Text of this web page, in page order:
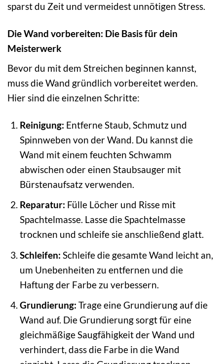
sparst du Zeit und vermeidest unnötigen Stress.
Die Wand vorbereiten: Die Basis für dein
Meisterwerk
Bevor du mit dem Streichen beginnen kannst,
muss die Wand gründlich vorbereitet werden.
Hier sind die einzelnen Schritte:
Reinigung: Entferne Staub, Schmutz und
Spinnweben von der Wand. Du kannst die
Wand mit einem feuchten Schwamm
abwischen oder einen Staubsauger mit
Bürstenaufsatz verwenden.
Reparatur: Fülle Löcher und Risse mit
Spachtelmasse. Lasse die Spachtelmasse
trocknen und schleife sie anschließend glatt.
Schleifen: Schleife die gesamte Wand leicht an,
um Unebenheiten zu entfernen und die
Haftung der Farbe zu verbessern.
Grundierung: Trage eine Grundierung auf die
Wand auf. Die Grundierung sorgt für eine
gleichmäßige Saugfähigkeit der Wand und
verhindert, dass die Farbe in die Wand